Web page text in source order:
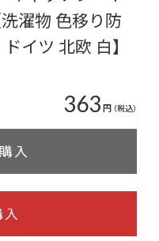
濯物 色移り防
イツ 北欧 白】
363円 （税込）
入